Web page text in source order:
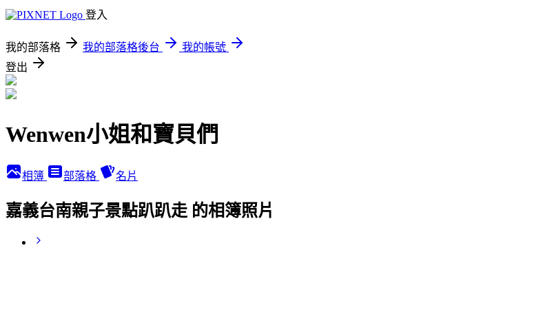
登入
我的部落格 我的部落格後台
我的帳號
登出
Wenwen小姐和寶貝們
相簿 部落格 名片
嘉義台南親子景點趴趴走 的相簿照片